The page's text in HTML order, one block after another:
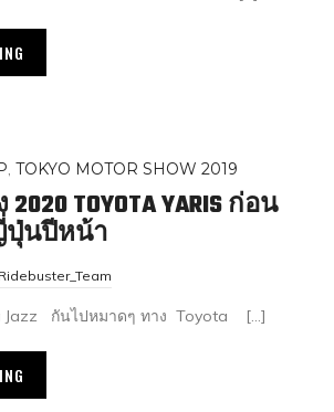
,TOKYO MOTOR SHOW 2019
TOYOTA YARIS ก่อน
ปุ่นปีหน้า
Ridebuster_Team
Jazz กันไปหมาดๆ ทาง Toyota […]